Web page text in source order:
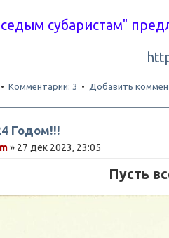
субаристам"
Комментарии: 3 • Добавить
Годом!!!
» 27 дек 2023, 23:05
Пусть